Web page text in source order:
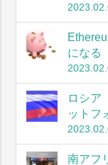
になる
ロシア
ットフ
南アフ